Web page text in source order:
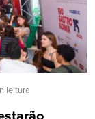
leitura